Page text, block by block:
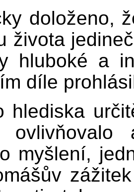
doloženo,
života
hluboké a
díle
hlediska
myšlení,